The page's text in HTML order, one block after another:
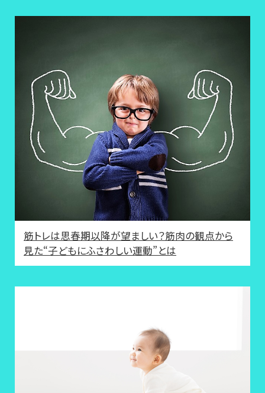
筋トレは思春期以降が望ましい？筋肉の観点から
見た“子どもにふさわしい運動”とは